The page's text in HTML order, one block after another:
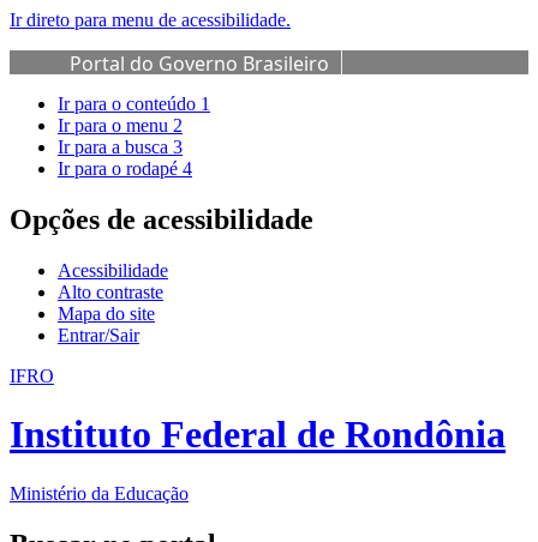
Ir direto para menu de acessibilidade.
Portal do Governo Brasileiro
Ir para o conteúdo 1
Ir para o menu 2
Ir para a busca 3
Ir para o rodapé 4
Opções de acessibilidade
Acessibilidade
Alto contraste
Mapa do site
Entrar/Sair
IFRO
Instituto Federal de Rondônia
Ministério da Educação